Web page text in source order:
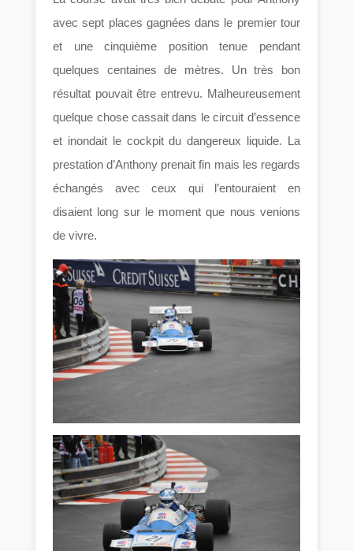
avec sept places gagnées dans le premier tour
et une cinquième position tenue pendant
quelques centaines de mètres. Un très bon
résultat pouvait être entrevu. Malheureusement
quelque chose cassait dans le circuit d’essence
et inondait le cockpit du dangereux liquide. La
prestation d’Anthony prenait fin mais les regards
échangés avec ceux qui l’entouraient en
disaient long sur le moment que nous venions
de vivre.